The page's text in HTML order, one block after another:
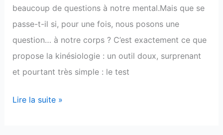
beaucoup de questions à notre mental.Mais que se
passe-t-il si, pour une fois, nous posons une
question… à notre corps ? C’est exactement ce que
propose la kinésiologie : un outil doux, surprenant
et pourtant très simple : le test
avec
l’intelligence
du
corps
Lire la suite »